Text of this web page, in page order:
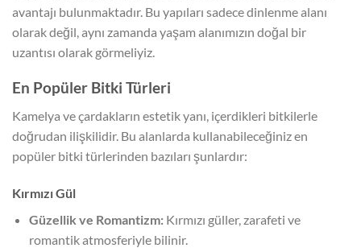
avantajı bulunmaktadır. Bu yapıları sadece dinlenme alanı
olarak değil, aynı zamanda yaşam alanımızın doğal bir
uzantısı olarak görmeliyiz.
En Popüler Bitki Türleri
Kamelya ve çardakların estetik yanı, içerdikleri bitkilerle
doğrudan ilişkilidir. Bu alanlarda kullanabileceğiniz en
popüler bitki türlerinden bazıları şunlardır:
Kırmızı Gül
Güzellik ve Romantizm:Kırmızı güller, zarafeti ve
romantik atmosferiyle bilinir.